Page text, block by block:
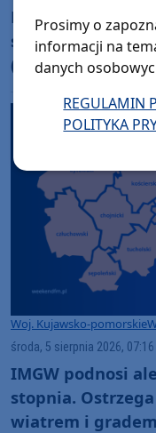
Po nokaucie w
spróbuje się
(5.08) mecz z
Woj. Kujawsko-pomorskie
środa, 5 sierpnia 2026, 07:16
IMGW podnosi
stopnia.
wiatrem i gradem
Prosimy o
informacji na
danych
REGULAMIN
POLITYKA